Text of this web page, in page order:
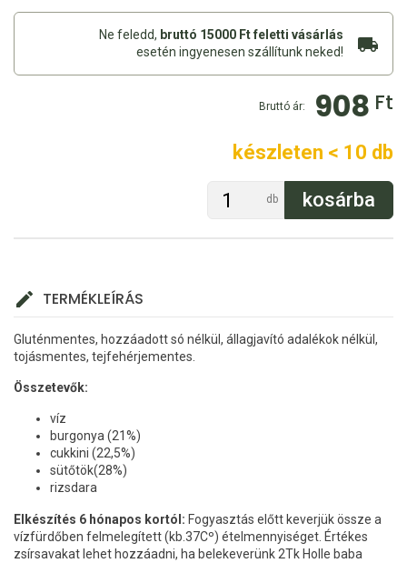
Ne feledd, bruttó 15000 Ft feletti vásárlás
esetén ingyenesen szállítunk neked!
Bruttó ár: 908 Ft
készleten < 10 db
db
TERMÉKLEÍRÁS
Gluténmentes, hozzáadott só nélkül, állagjavító adalékok nélkül,
tojásmentes, tejfehérjementes.
Összetevők:
víz
burgonya (21%)
cukkini (22,5%)
sütőtök(28%)
rizsdara
Elkészítés 6 hónapos kortól: Fogyasztás előtt keverjük össze a
vízfürdőben felmelegített (kb.37Cº) ételmennyiséget. Értékes
zsírsavakat lehet hozzáadni, ha belekeverünk 2Tk Holle baba